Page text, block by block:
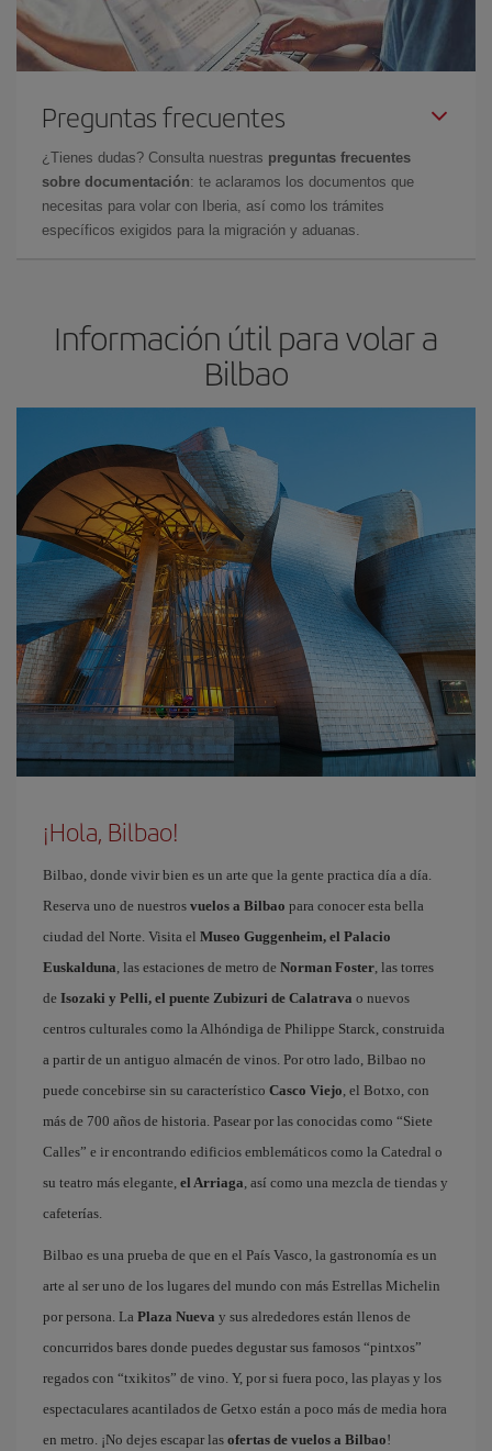
Preguntas frecuentes
¿Tienes dudas? Consulta nuestras preguntas frecuentes
sobre documentación: te aclaramos los documentos que
necesitas para volar con Iberia, así como los trámites
específicos exigidos para la migración y aduanas.
Información útil para volar a
Bilbao
¡Hola, Bilbao!
Bilbao, donde vivir bien es un arte que la gente practica día a día.
Reserva uno de nuestros vuelos a Bilbao para conocer esta bella
ciudad del Norte. Visita el Museo Guggenheim, el Palacio
Euskalduna, las estaciones de metro de Norman Foster, las torres
de Isozaki y Pelli, el puente Zubizuri de Calatrava o nuevos
centros culturales como la Alhóndiga de Philippe Starck, construida
a partir de un antiguo almacén de vinos. Por otro lado, Bilbao no
puede concebirse sin su característico Casco Viejo, el Botxo, con
más de 700 años de historia. Pasear por las conocidas como “Siete
Calles” e ir encontrando edificios emblemáticos como la Catedral o
su teatro más elegante, el Arriaga, así como una mezcla de tiendas y
cafeterías.
Bilbao es una prueba de que en el País Vasco, la gastronomía es un
arte al ser uno de los lugares del mundo con más Estrellas Michelin
por persona. La Plaza Nueva y sus alrededores están llenos de
concurridos bares donde puedes degustar sus famosos “pintxos”
regados con “txikitos” de vino. Y, por si fuera poco, las playas y los
espectaculares acantilados de Getxo están a poco más de media hora
en metro. ¡No dejes escapar las ofertas de vuelos a Bilbao!